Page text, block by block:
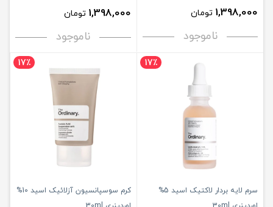
1,398,000 تومان
ناموجود
1,398,000 تومان
ناموجود
17٪
سرم لایه بردار لاکتیک اسید 5%
17٪
کرم سوسپانسیون آزلائیک اسید 10%